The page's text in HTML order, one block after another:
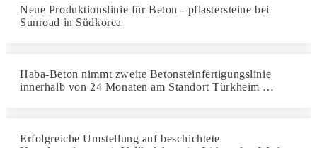
Neue Produktionslinie für Beton - pflastersteine bei
Sunroad in Südkorea
Haba-Beton nimmt zweite Betonsteinfertigungslinie
innerhalb von 24 Monaten am Standort Türkheim …
Erfolgreiche Umstellung auf beschichtete